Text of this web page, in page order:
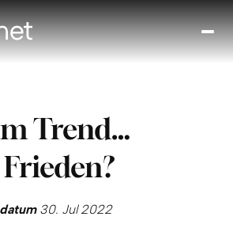
Trend…
30. Jul 2022